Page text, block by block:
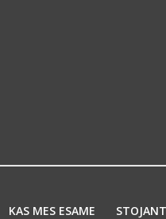
KAS MES ESAME